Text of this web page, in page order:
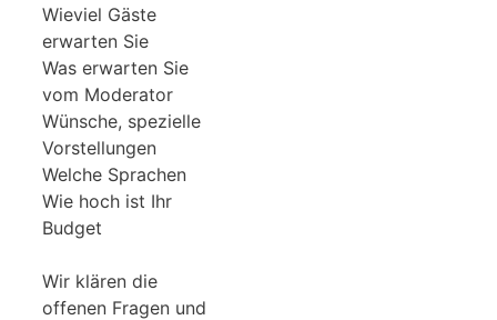
Wieviel Gäste
erwarten Sie
Was erwarten Sie
vom Moderator
Wünsche, spezielle
Vorstellungen
Welche Sprachen
Wie hoch ist Ihr
Budget
Wir klären die
offenen Fragen und